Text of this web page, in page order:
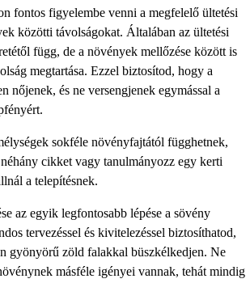
fontos figyelembe venni a megfelelő ültetési
közötti távolságokat. Általában az ültetési
függ, de a növények mellőzése között is
megtartása. Ezzel biztosítod, hogy a
nőjenek, és ne versengjenek egymással a
sokféle növényfajtától függhetnek,
cikket vagy tanulmányozz egy kerti
a telepítésnek.
az egyik legfontosabb lépése a sövény
tervezéssel és kivitelezéssel biztosíthatod,
gyönyörű zöld falakkal büszkélkedjen. Ne
másféle igényei vannak, tehát mindig